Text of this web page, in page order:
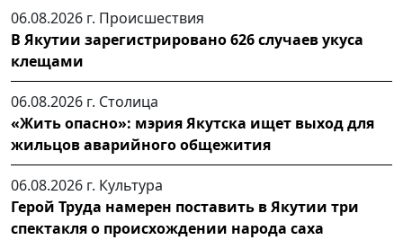
06.08.2026 г. Происшествия
В Якутии зарегистрировано 626 случаев укуса
клещами
06.08.2026 г. Столица
«Жить опасно»: мэрия Якутска ищет выход для
жильцов аварийного общежития
06.08.2026 г. Культура
Герой Труда намерен поставить в Якутии три
спектакля о происхождении народа саха